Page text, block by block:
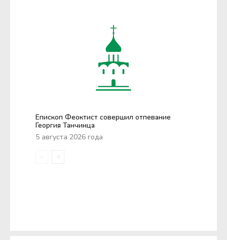
Епископ Феоктист совершил отпевание
Георгия Танчинца
5 августа 2026 года